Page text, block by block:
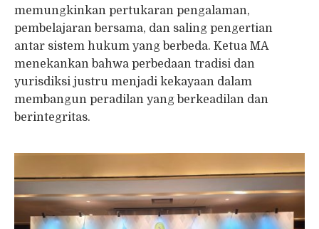
memungkinkan pertukaran pengalaman,
pembelajaran bersama, dan saling pengertian
antar sistem hukum yang berbeda. Ketua MA
menekankan bahwa perbedaan tradisi dan
yurisdiksi justru menjadi kekayaan dalam
membangun peradilan yang berkeadilan dan
berintegritas.